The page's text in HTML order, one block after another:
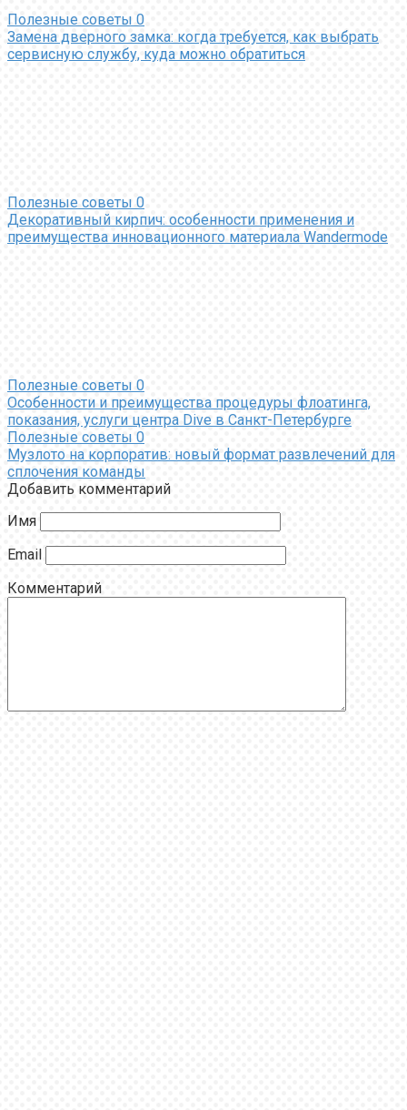
Полезные советы 0
Замена дверного замка: когда требуется, как выбрать
сервисную службу, куда можно обратиться
Полезные советы 0
Декоративный кирпич: особенности применения и
преимущества инновационного материала Wandermode
Полезные советы 0
Особенности и преимущества процедуры флоатинга,
показания, услуги центра Dive в Санкт-Петербурге
Полезные советы 0
Музлото на корпоратив: новый формат развлечений для
сплочения команды
Добавить комментарий
Имя
Email
Комментарий